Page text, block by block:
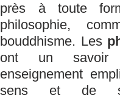
près à toute
philosophie,
bouddhisme. Les
ont un savoir
enseignement
sens et de